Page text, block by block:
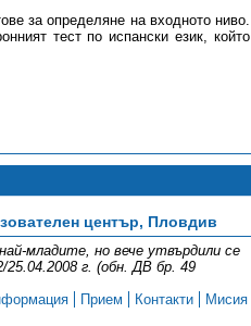
за определяне на входното ниво.
тест по испански език, който
център, Пловдив
младите, но вече утвърдили се
г. (обн. ДВ бр. 49
Прием Контакти Мисия